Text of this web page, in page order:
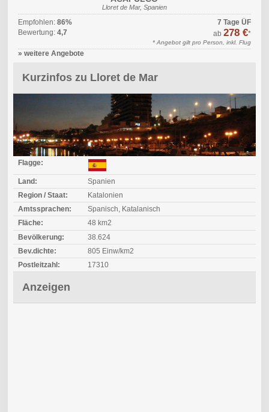
Lloret de Mar, Spanien
Empfohlen: 86%
Bewertung: 4,7
7 Tage ÜF
ab278 €*
* Angebot gilt pro Person, inkl. Flug
» weitere Angebote
Kurzinfos zu Lloret de Mar
Flagge:
Land:
Spanien
Region / Staat:
Katalonien
Amtssprachen:
Spanisch, Katalanisch
Fläche:
48 km2
Bevölkerung:
38.624
Bev.dichte:
805 Einw/km2
Postleitzahl:
17310
Anzeigen